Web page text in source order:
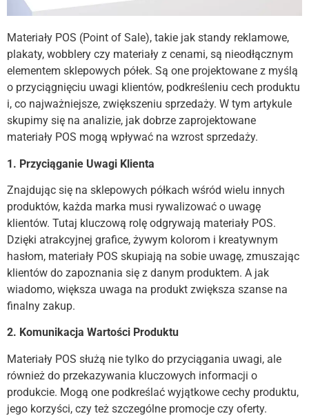
Materiały POS (Point of Sale), takie jak standy reklamowe,
plakaty, wobblery czy materiały z cenami, są nieodłącznym
elementem sklepowych półek. Są one projektowane z myślą
o przyciągnięciu uwagi klientów, podkreśleniu cech produktu
i, co najważniejsze, zwiększeniu sprzedaży. W tym artykule
skupimy się na analizie, jak dobrze zaprojektowane
materiały POS mogą wpływać na wzrost sprzedaży.
1. Przyciąganie Uwagi Klienta
Znajdując się na sklepowych półkach wśród wielu innych
produktów, każda marka musi rywalizować o uwagę
klientów. Tutaj kluczową rolę odgrywają materiały POS.
Dzięki atrakcyjnej grafice, żywym kolorom i kreatywnym
hasłom, materiały POS skupiają na sobie uwagę, zmuszając
klientów do zapoznania się z danym produktem. A jak
wiadomo, większa uwaga na produkt zwiększa szanse na
finalny zakup.
2. Komunikacja Wartości Produktu
Materiały POS służą nie tylko do przyciągania uwagi, ale
również do przekazywania kluczowych informacji o
produkcie. Mogą one podkreślać wyjątkowe cechy produktu,
jego korzyści, czy też szczególne promocje czy oferty.